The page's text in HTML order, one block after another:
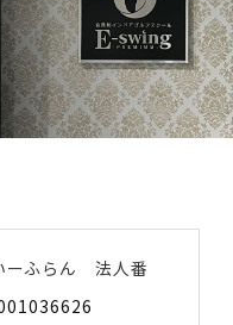
ーふらん 法人番